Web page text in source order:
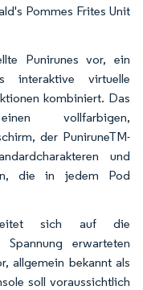
Pommes Frites Unit
Punirunes vor, ein
interaktive virtuelle
kombiniert. Das
vollfarbigen,
der PuniruneTM-
und
die in jedem Pod
sich auf die
erwarteten
allgemein bekannt als
soll voraussichtlich